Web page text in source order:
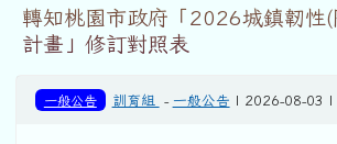
轉知桃園市政府「2026城鎮韌性
計畫」修訂對照表
一般公告 訓育組 - 一般公告 | 2026-08-03 |